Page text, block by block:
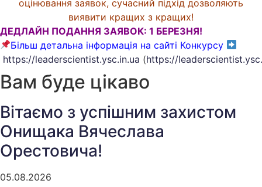
оцінювання заявок, сучасний підхід дозволяють
виявити кращих з кращих!
ДЕДЛАЙН ПОДАННЯ ЗАЯВОК: 1 БЕРЕЗНЯ!
Більш детальна інформація на сайті Конкурсу
https://leaderscientist.ysc.in.ua (https://
Вам буде цікаво
Вітаємо з успішним захистом
Онищака Вячеслава
Орестовича!
05.08.2026